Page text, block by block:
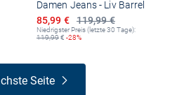
Damen Jeans - Liv Barrel
119,99 €
Ermäßigter Preis
85,99 €
Niedrigster Preis (letzte 30 Tage):
119,99€ -28%
Seite